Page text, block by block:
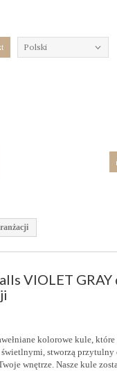
Polski
VIOLET GRAY
kolorowe kule, które
świetlnymi, stworzą przytulny
wnętrze. Nasze kule